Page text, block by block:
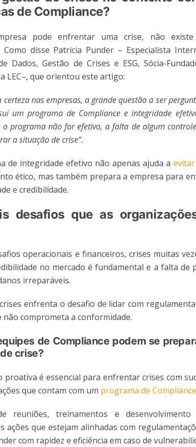
de Compliance?
pode enfrentar uma crise, não
Como disse Patricia Punder – Especialista
Dados, Gestão de Crises e ESG, Sócia-
LEC–, que orientou este artigo:
certeza nas empresas, a grande questão a ser
um programa de Compliance e integridade
o programa não for efetivo, a falta de algum
a situação de crise”.
de integridade efetivo não apenas ajuda a
ético, mas também prepara a empresa para
e credibilidade.
desafios que as
operacionais e financeiros, crises muitas
no mercado é fundamental e a falta de
irreparáveis.
enfrenta o desafio de lidar com
não comprometa a conformidade.
de Compliance podem se
crise?
proativa é essencial para enfrentar crises com
que contam com um programa de Compliance
reuniões, treinamentos e
ações que estejam alinhadas com
com rapidez e eficiência em caso de